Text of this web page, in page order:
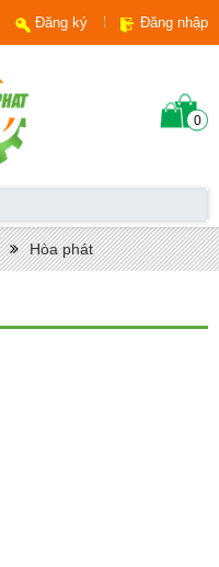
Đăng ký Đăng nhập
0
Hòa phát